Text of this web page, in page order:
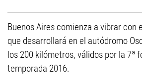
Buenos Aires comienza a vibrar con
que desarrollará en el autódromo
los 200 kilómetros, válidos por la 7ª
temporada 2016.